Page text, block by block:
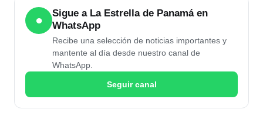
●
Sigue a La Estrella de Panamá en
WhatsApp
Recibe una selección de noticias importantes y
mantente al día desde nuestro canal de
WhatsApp.
Seguir canal